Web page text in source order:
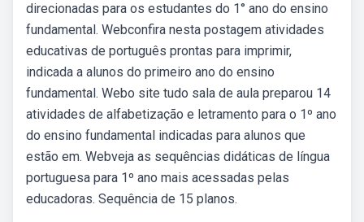
direcionadas para os estudantes do 1° ano do ensino
fundamental. Webconfira nesta postagem atividades
educativas de português prontas para imprimir,
indicada a alunos do primeiro ano do ensino
fundamental. Webo site tudo sala de aula preparou 14
atividades de alfabetização e letramento para o 1º ano
do ensino fundamental indicadas para alunos que
estão em. Webveja as sequências didáticas de língua
portuguesa para 1º ano mais acessadas pelas
educadoras. Sequência de 15 planos.